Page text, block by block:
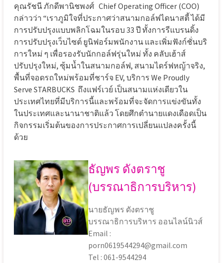
คุณรัชนี ภักดีพานิชพงศ์ Chief Operating Officer (COO)
กล่าวว่า “เราภูมิใจที่ประกาศว่าสนามกอล์ฟไดนาสตี้ ได้มี
การปรับปรุงแบบพลิกโฉมในรอบ 33 ปี ทั้งการรีแบรนดิ้ง
การปรับปรุงเว็บไซต์ ยูนิฟอร์มพนักงาน และเพิ่มฟังก์ชั่นบริ
การใหม่ ๆ เพื่อรองรับนักกอล์ฟรุ่นใหม่ ทั้ง คลับเฮ้าส์
ปรับปรุงใหม่, ซุ้มน้ำในสนามกอล์ฟ, สนามไดร์ฟหญ้าจริง,
พื้นที่จอดรถใหม่พร้อมที่ชาร์จ EV, บริการ We Proudly
Serve STARBUCKS ถึงแฟร์เวย์ เป็นสนามแห่งเดียวใน
ประเทศไทยที่มีบริการนี้และพร้อมที่จะจัดการแข่งขันทั้ง
ในประเทศและนานาชาติแล้ว โดยศึกตำนายแดงเดือดเป็น
กิจกรรมเริ่มต้นของการประกาศการเปลี่ยนแปลงครั้งนี้
ด้วย
ธัญพร ดังตราชู
(บรรณาธิการบริหาร)
นายธัญพร ดังตราชู
บรรณาธิการบริหาร ออนไลน์นิวส์
Email :
porn0619544294@gmail.com
Tel : 061-9544294